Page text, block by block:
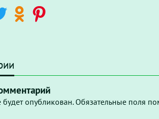
опубликован. Обязательные поля